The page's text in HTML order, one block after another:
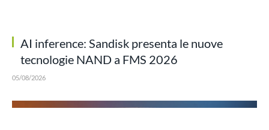
AI inference: Sandisk presenta le nuove
tecnologie NAND a FMS 2026
05/08/2026